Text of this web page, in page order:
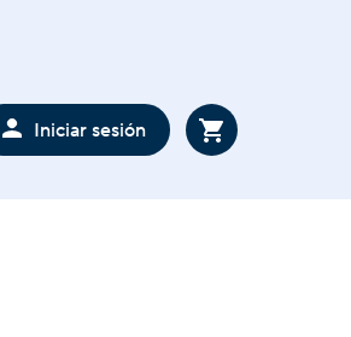
Iniciar sesión